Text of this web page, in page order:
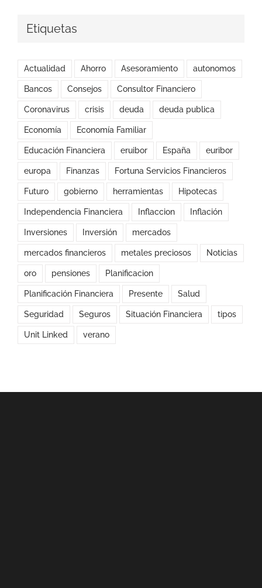
Etiquetas
Actualidad Ahorro Asesoramiento autonomos
Bancos Consejos Consultor Financiero
Coronavirus crisis deuda deuda publica
Economía Economía Familiar
Educación Financiera eruibor España euribor
europa Finanzas Fortuna Servicios Financieros
Futuro gobierno herramientas Hipotecas
Independencia Financiera Inflaccion Inflación
Inversiones Inversión mercados
mercados financieros metales preciosos Noticias
oro pensiones Planificacion
Planificación Financiera Presente Salud
Seguridad Seguros Situación Financiera tipos
Unit Linked verano